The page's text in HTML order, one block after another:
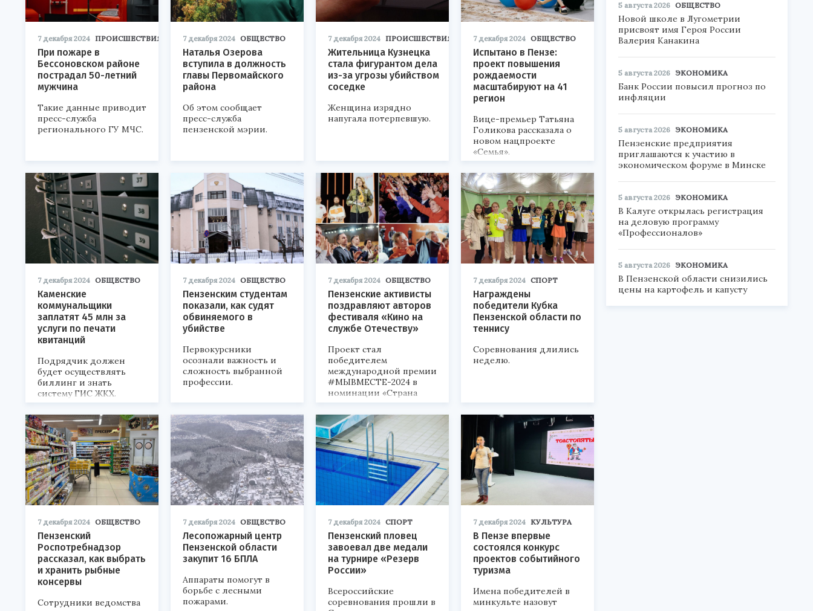
7 декабря 2024 ПРОИСШЕСТВИЯ
При пожаре в
Бессоновском районе
пострадал 50-летний
мужчина
Такие данные приводит
пресс-служба
регионального ГУ МЧС.
7 декабря 2024 ОБЩЕСТВО
Наталья Озерова
вступила в должность
главы Первомайского
района
Об этом сообщает
пресс-служба
пензенской мэрии.
7 декабря 2024 ПРОИСШЕСТВИЯ
Жительница Кузнецка
стала фигурантом дела
из-за угрозы убийством
соседке
Женщина изрядно
напугала потерпевшую.
7 декабря 2024 ОБЩЕСТВО
Испытано в Пензе:
проект повышения
рождаемости
масштабируют на 41
регион
Вице-премьер Татьяна
Голикова рассказала о
новом нацпроекте
«Семья».
7 декабря 2024 ОБЩЕСТВО
Каменские
коммунальщики
заплатят 45 млн за
услуги по печати
квитанций
Подрядчик должен
будет осуществлять
биллинг и знать
систему ГИС ЖКХ.
7 декабря 2024 ОБЩЕСТВО
Пензенским студентам
показали, как судят
обвиняемого в
убийстве
Первокурсники
осознали важность и
сложность выбранной
профессии.
7 декабря 2024 ОБЩЕСТВО
Пензенские активисты
поздравляют авторов
фестиваля «Кино на
службе Отечеству»
Проект стал
победителем
международной премии
#МЫВМЕСТЕ-2024 в
номинации «Страна
возможностей».
7 декабря 2024 СПОРТ
Награждены
победители Кубка
Пензенской области по
теннису
Соревнования длились
неделю.
7 декабря 2024 ОБЩЕСТВО
Пензенский
Роспотребнадзор
рассказал, как выбрать
и хранить рыбные
консервы
Сотрудники ведомства
7 декабря 2024 ОБЩЕСТВО
Лесопожарный центр
Пензенской области
закупит 16 БПЛА
Аппараты помогут в
борьбе с лесными
пожарами.
7 декабря 2024 СПОРТ
Пензенский пловец
завоевал две медали
на турнире «Резерв
России»
Всероссийские
соревнования прошли в
7 декабря 2024 КУЛЬТУРА
В Пензе впервые
состоялся конкурс
проектов событийного
туризма
Имена победителей в
минкульте назовут
5 августа 2026 ОБЩЕСТВО
Новой школе в Лугометрии
присвоят имя Героя России
Валерия Канакина
5 августа 2026 ЭКОНОМИКА
Банк России повысил прогноз по
инфляции
5 августа 2026 ЭКОНОМИКА
Пензенские предприятия
приглашаются к участию в
экономическом форуме в Минске
5 августа 2026 ЭКОНОМИКА
В Калуге открылась регистрация
на деловую программу
«Профессионалов»
5 августа 2026 ЭКОНОМИКА
В Пензенской области снизились
цены на картофель и капусту